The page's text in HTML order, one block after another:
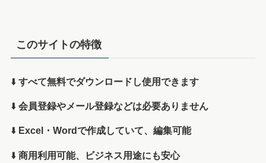
このサイトの特徴
⬇️ すべて無料でダウンロードし使用できます
⬇️ 会員登録やメール登録などは必要ありません
⬇️ Excel・Wordで作成していて、編集可能
⬇️ 商用利用可能、ビジネス用途にも安心